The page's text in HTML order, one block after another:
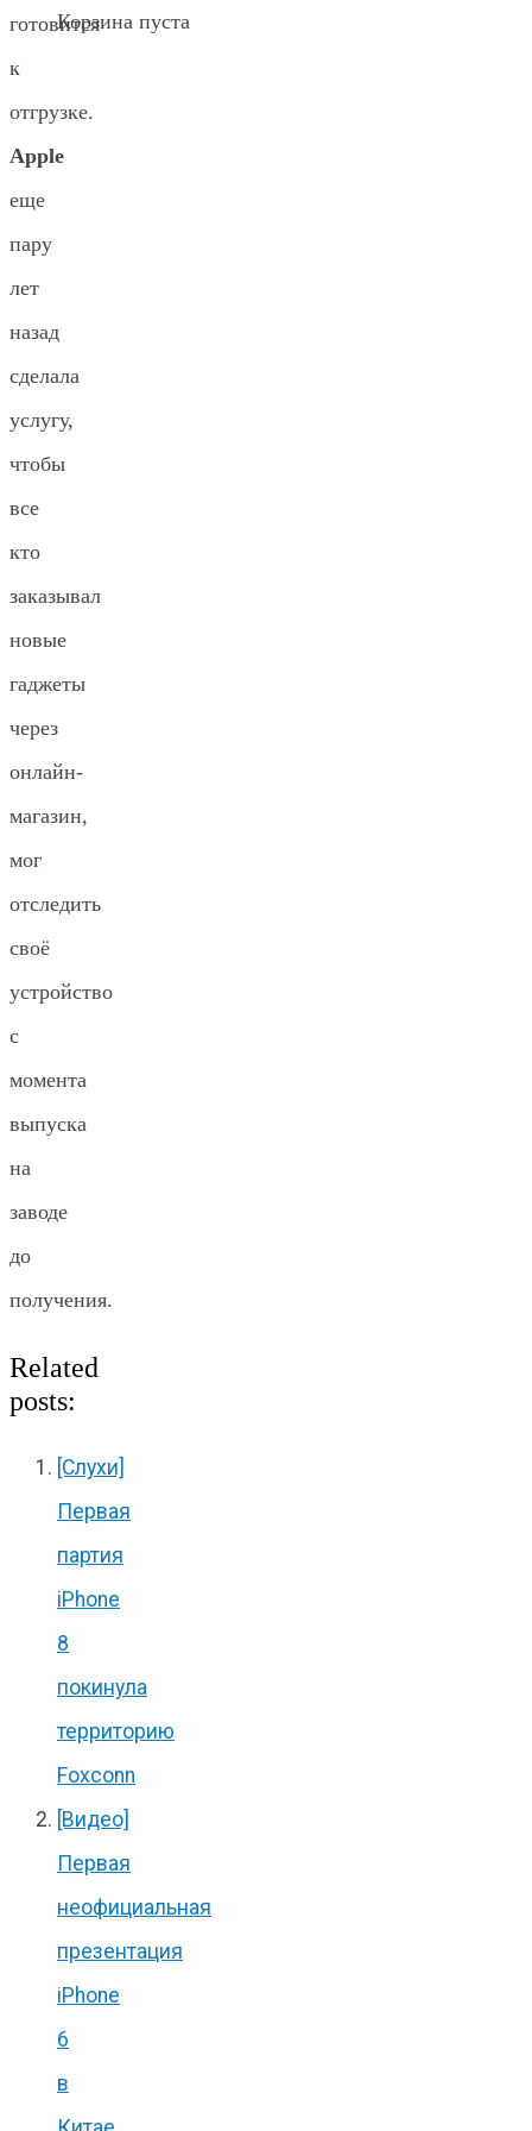
Корзина пуста
готовится
к
отгрузке.
Apple
еще
пару
лет
назад
сделала
услугу,
чтобы
все
кто
заказывал
новые
гаджеты
через
онлайн-
магазин,
мог
отследить
своё
устройство
с
момента
выпуска
на
заводе
до
получения.
Related
posts:
[Слухи]
Первая
партия
iPhone
8
покинула
территорию
Foxconn
[Видео]
Первая
неофициальная
презентация
iPhone
6
в